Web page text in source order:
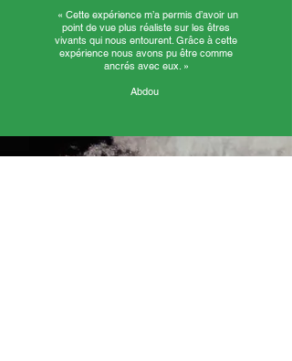
« Cette expérience m’a permis d’avoir un
point de vue plus réaliste sur les êtres
vivants qui nous entourent. Grâce à cette
expérience nous avons pu être comme
ancrés avec eux. »
Abdou